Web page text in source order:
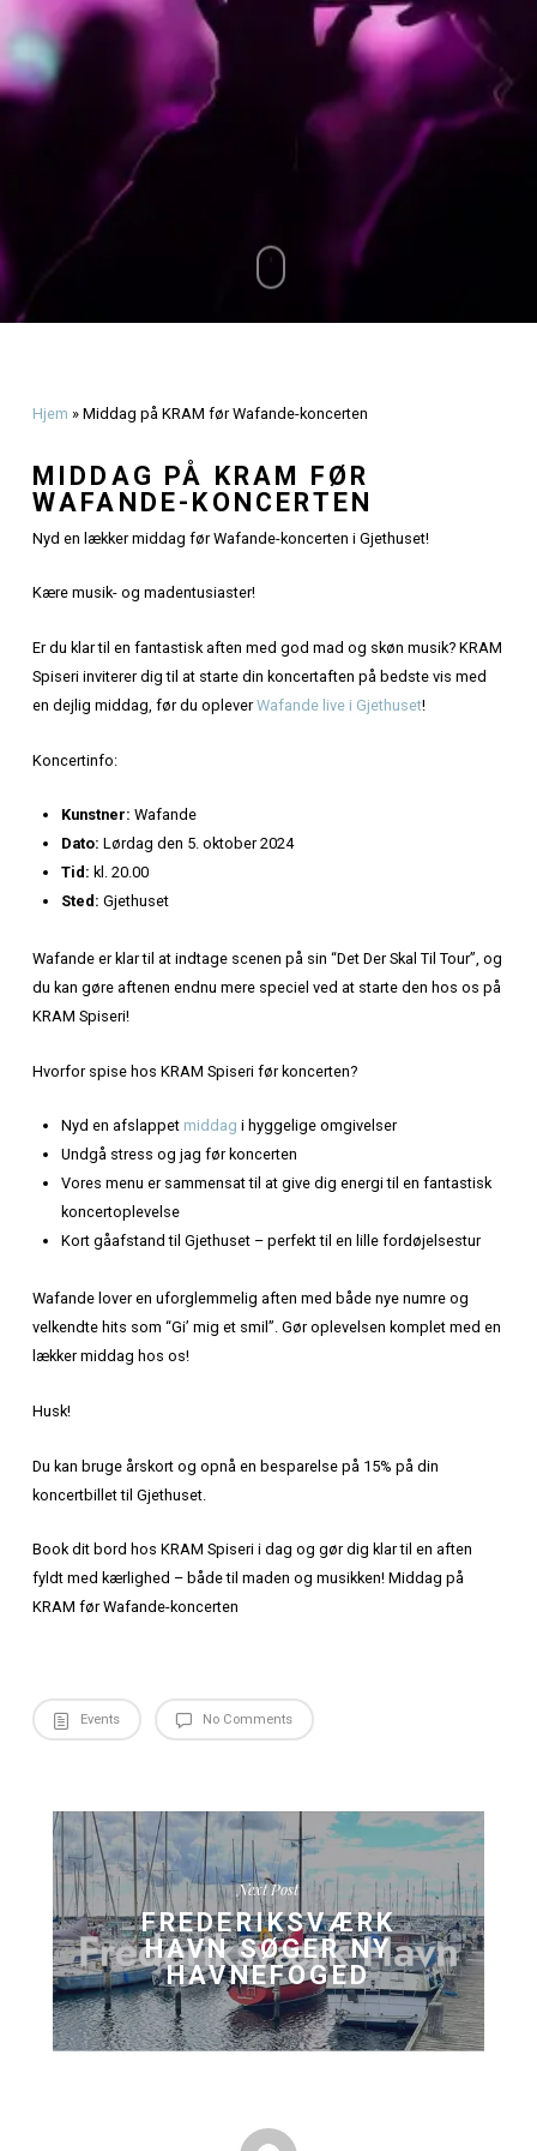
Olsen
september 24, 2024
Hjem»Middag på KRAM før Wafande-koncerten
WAFANDE-KONCERTEN
Nyd en lækker middag før Wafande-koncerten i Gjethuset!
Kære musik- og madentusiaster!
Spiseri inviterer dig til at starte din koncertaften på
en dejlig middag, før du oplever
Koncertinfo:
Kunstner:Wafande
Dato:Lørdag den 5. oktober 2024
Tid:kl. 20.00
Wafande er klar til at indtage scenen på sin “Det Der Skal
du kan gøre aftenen endnu mere speciel ved at starte
KRAM Spiseri!
Hvorfor spise hos KRAM Spiseri før koncerten?
Nyd en afslappetmiddag i hyggelige omgivelser
Undgå stress og jag før koncerten
Vores menu er sammensat til at give dig energi til en
lækker middag hos os!
Husk!
Du kan bruge årskort og opnå en besparelse på 15% på
koncertbillet til Gjethuset.
KRAM før Wafande-koncerten